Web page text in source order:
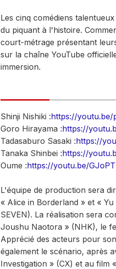
Les cinq comédiens
du piquant à l'histoire.
court-métrage présentant
sur la chaîne YouTube
immersion.
Shinji Nishiki :https://youtu.be/
Goro Hirayama :https://
Tadasaburo Sasaki :https://
Tanaka Shinbei :https://
Oume :https://youtu.be/
L'équipe de production sera
« Alice in Borderland » et «
SEVEN). La réalisation sera
Joushu Naotora » (NHK), le
Apprécié des acteurs pour
également le scénario, après
Investigation » (CX) et au film